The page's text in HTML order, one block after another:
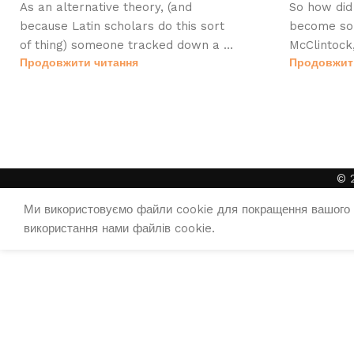
As an alternative theory, (and
because Latin scholars do this sort
of thing) someone tracked down a ...
Продовжити читання
So how
become
©
Ми використовуємо файли cookie для покращення вашого
використання нами файлів cookie.